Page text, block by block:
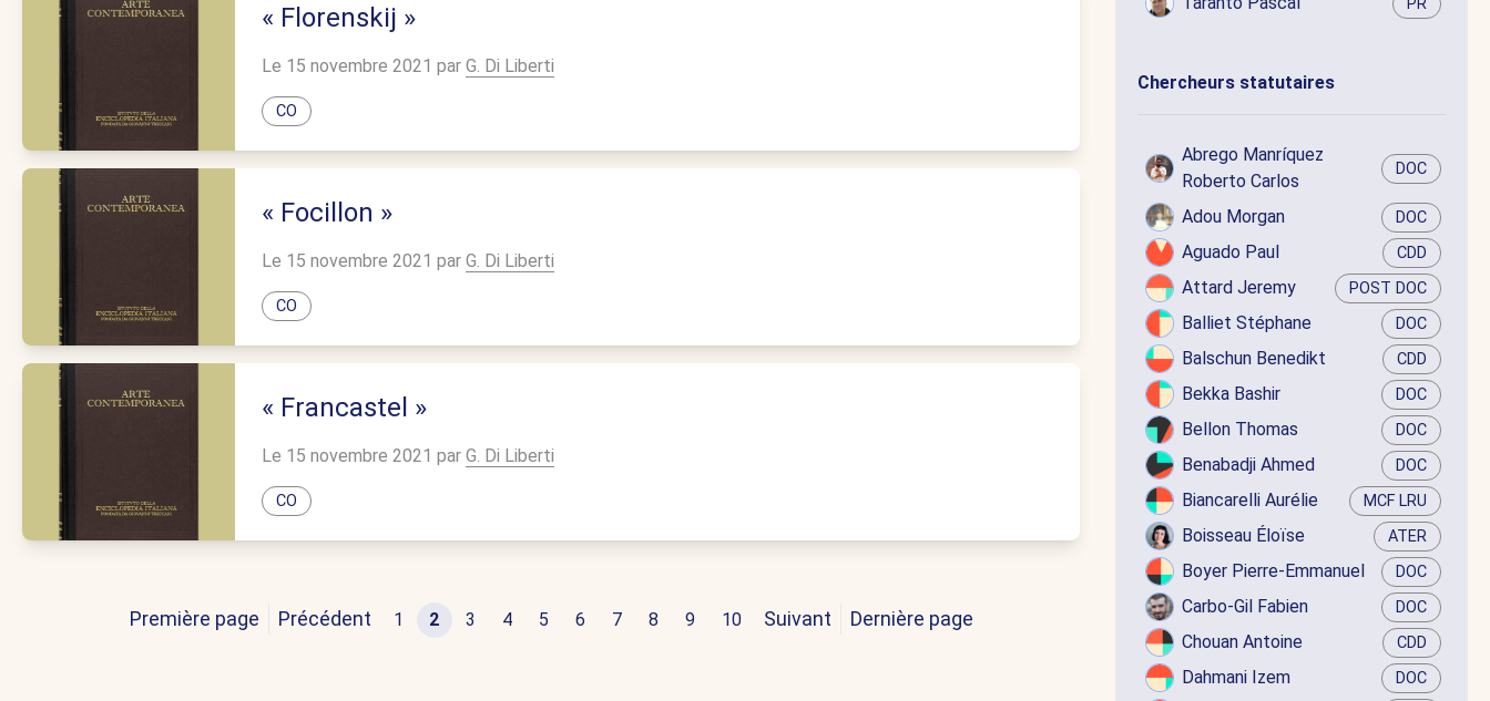
« Florenskij »
Le 15 novembre 2021 par G. Di Liberti
CO
« Focillon »
Le 15 novembre 2021 par G. Di Liberti
CO
« Francastel »
Le 15 novembre 2021 par G. Di Liberti
CO
Première page Précédent 1 2 3 4 5 6 7 8 9 10 Suivant Dernière page
PR
Chercheurs statutaires
Abrego Manríquez
Roberto Carlos
DOC
Adou Morgan DOC
Aguado Paul CDD
Attard Jeremy POST DOC
Balliet Stéphane DOC
Balschun Benedikt CDD
Bekka Bashir DOC
Bellon Thomas DOC
Benabadji Ahmed DOC
Biancarelli Aurélie MCF LRU
Boisseau Éloïse ATER
Boyer Pierre-Emmanuel DOC
Carbo-Gil Fabien DOC
Chouan Antoine CDD
Dahmani Izem DOC